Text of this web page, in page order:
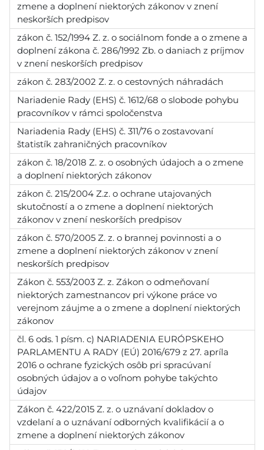
zmene a doplnení niektorých zákonov v znení
neskorších predpisov
zákon č. 152/1994 Z. z. o sociálnom fonde a o zmene a
doplnení zákona č. 286/1992 Zb. o daniach z príjmov
v znení neskorších predpisov
zákon č. 283/2002 Z. z. o cestovných náhradách
Nariadenie Rady (EHS) č. 1612/68 o slobode pohybu
pracovníkov v rámci spoločenstva
Nariadenia Rady (EHS) č. 311/76 o zostavovaní
štatistík zahraničných pracovníkov
zákon č. 18/2018 Z. z. o osobných údajoch a o zmene
a doplnení niektorých zákonov
zákon č. 215/2004 Z.z. o ochrane utajovaných
skutočností a o zmene a doplnení niektorých
zákonov v znení neskorších predpisov
zákon č. 570/2005 Z. z. o brannej povinnosti a o
zmene a doplnení niektorých zákonov v znení
neskorších predpisov
Zákon č. 553/2003 Z. z. Zákon o odmeňovaní
niektorých zamestnancov pri výkone práce vo
verejnom záujme a o zmene a doplnení niektorých
zákonov
čl. 6 ods. 1 písm. c) NARIADENIA EURÓPSKEHO
PARLAMENTU A RADY (EÚ) 2016/679 z 27. apríla
2016 o ochrane fyzických osôb pri spracúvaní
osobných údajov a o voľnom pohybe takýchto
údajov
Zákon č. 422/2015 Z. z. o uznávaní dokladov o
vzdelaní a o uznávaní odborných kvalifikácií a o
zmene a doplnení niektorých zákonov